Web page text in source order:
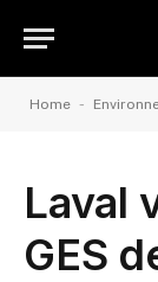
Home -
Laval
GES